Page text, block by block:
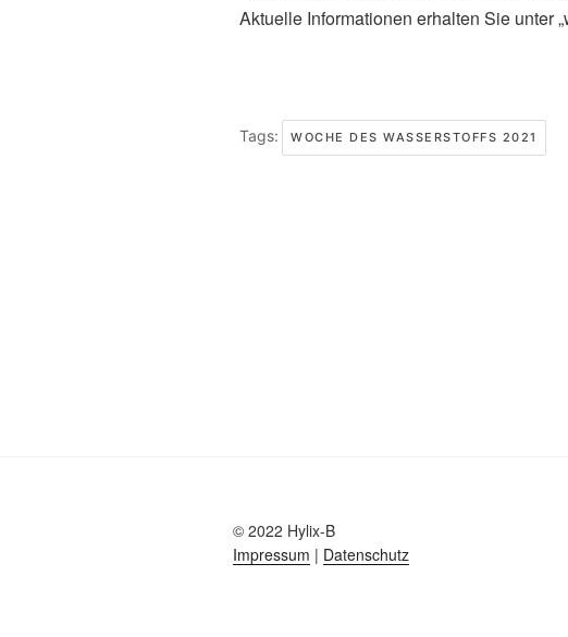
Aktuelle Informationen erhalten Sie unter
Tags: WOCHE DES WASSERSTOFFS 2021
© 2022 Hylix-B
Impressum | Datenschutz